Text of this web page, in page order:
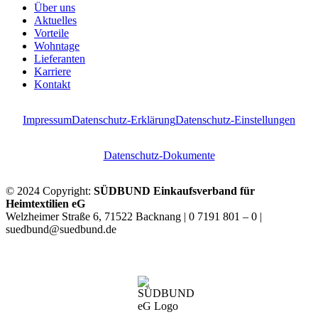
Über uns
Aktuelles
Vorteile
Wohntage
Lieferanten
Karriere
Kontakt
ImpressumDatenschutz-ErklärungDatenschutz-Einstellungen
Datenschutz-Dokumente
© 2024 Copyright: SÜDBUND Einkaufsverband für
Heimtextilien eG
Welzheimer Straße 6, 71522 Backnang | 0 7191 801 – 0 |
suedbund@suedbund.de